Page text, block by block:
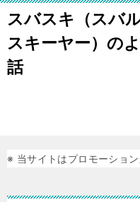
スバスキ（スバ
スキーヤー）の
話
※ 当サイトはプロモーション